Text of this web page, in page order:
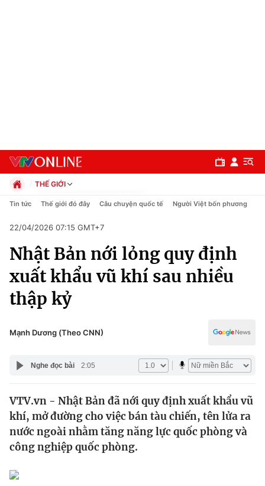
Chuyên mục
Chính trị
Xã hội
Pháp luật
Y tế
Thế giới
Tin tức
Thế giới đó đây
Câu chuyện quốc tế
Kinh tế
Dữ liệu và đời sống
THẾ GIỚI
Chính trị
Pháp luật
Kinh tế
Thể thao
Truyền hình
Văn hóa - Giải trí
Y tế
Công nghệ
Tin tức Thế giới đó đây Câu chuyện quốc tế Người Việt bốn phương
22/04/2026 07:15 GMT+7
Nhật Bản nới lỏng quy định
xuất khẩu vũ khí sau nhiều
thập kỷ
Mạnh Dương (Theo CNN)
Nghe đọc bài 2:05
VTV.vn - Nhật Bản đã nới quy định xuất khẩu vũ
khí, mở đường cho việc bán tàu chiến, tên lửa ra
nước ngoài nhằm tăng năng lực quốc phòng và
công nghiệp quốc phòng.